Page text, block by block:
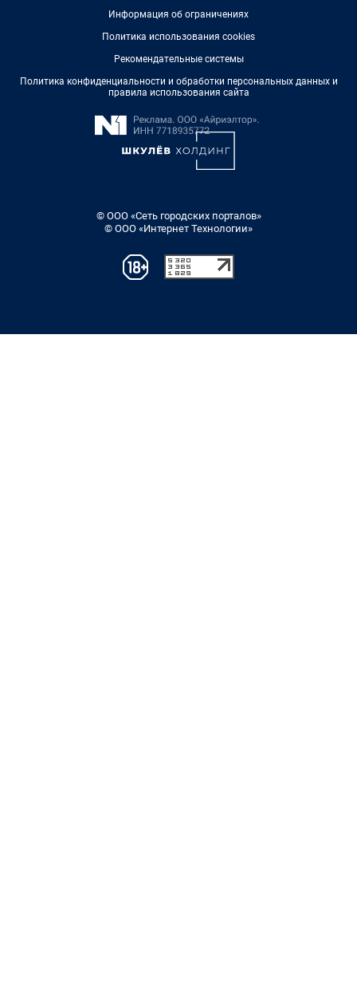
Информация об ограничениях
Политика использования cookies
Рекомендательные системы
Политика конфиденциальности и обработки персональных данных и
правила использования сайта
© ООО «Сеть городских порталов»
© ООО «Интернет Технологии»